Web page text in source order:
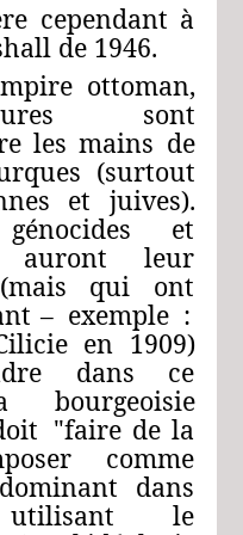
cependant à
de 1946.
ottoman,
sont
les mains de
(surtout
et juives).
génocides
et
auront
leur
qui ont
– exemple:
en 1909)
dans
ce
bourgeoisie
"fairede la
comme
dominant dans
utilisant
le